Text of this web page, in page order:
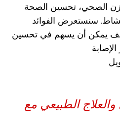
الصحي، تحسين الصحة
سنستعرض الفوائد
وكيف يمكن أن يسهم في تحسين